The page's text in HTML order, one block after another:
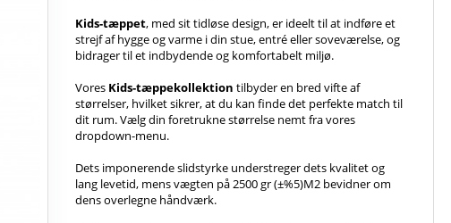
Kids-tæppet, med sit tidløse design, er ideelt til at indføre et
strejf af hygge og varme i din stue, entré eller soveværelse, og
bidrager til et indbydende og komfortabelt miljø.
Vores Kids-tæppekollektion tilbyder en bred vifte af
størrelser, hvilket sikrer, at du kan finde det perfekte match til
dit rum. Vælg din foretrukne størrelse nemt fra vores
dropdown-menu.
Dets imponerende slidstyrke understreger dets kvalitet og
lang levetid, mens vægten på 2500 gr (±%5)M2 bevidner om
dens overlegne håndværk.